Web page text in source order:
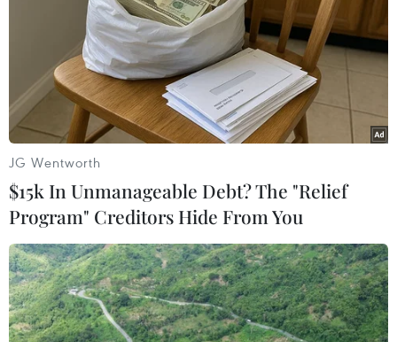
#tin tức mới nhất
#tin tức 24h
#tin tức mới nhất trong ngày
#tin tức thời sự
#tin tức hot
#tin tức an ninh #tin tức hot
#an ninh
#an ninh nghệ an
#thời sự
#thời sự hôm nay
#bản tin thời sự
#tội phạm
#truy nã
#tội phạm hình sự
#hình sự #công an
#vụ án
#an ninh xã hội
#chính trị #VietnamPlus
#Vietnam
#Plus
Syria
Theo dõi VietnamPlus
JG Wentworth
$15k In Unmanageable Debt? The "Relief
Program" Creditors Hide From You